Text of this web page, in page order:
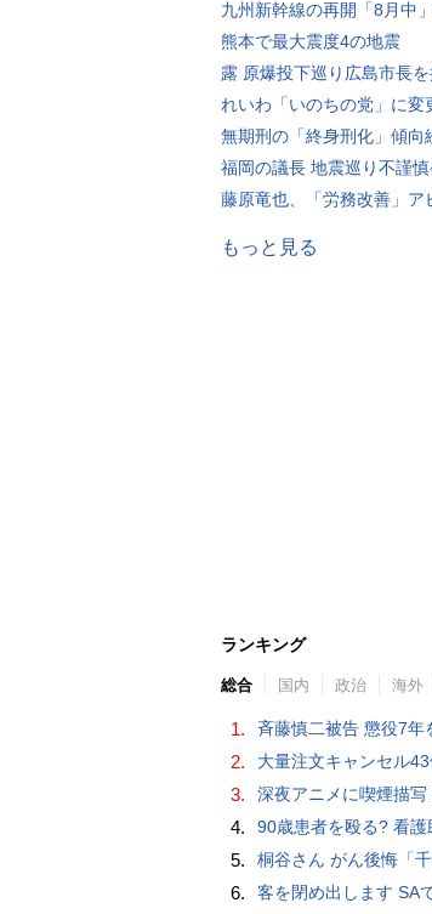
九州新幹線の再開「8月中
熊本で最大震度4の地震
露 原爆投下巡り広島市長を
れいわ「いのちの党」に変
無期刑の「終身刑化」傾向
福岡の議長 地震巡り不謹
藤原竜也、「労務改善」ア
もっと見る
ランキング
総合 国内 政治 海外
1. 斉藤慎二被告 懲役7年
2. 大量注文キャンセル
3. 深夜アニメに喫煙描写
4. 90歳患者を殴る? 看護
5. 桐谷さん がん後悔「
6. 客を閉め出します SA